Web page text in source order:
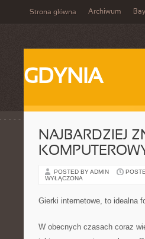
Strona główna Archiwum
GDYNIA
NAJBARDZIEJ
POSTED BY ADMIN
WYŁĄCZONA
Gierki internetowe, to idealna
W obecnych czasach coraz